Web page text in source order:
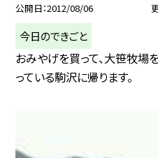
公開日 2012/08/06
今日のできごと
おみやげを買って、大笹牧場
っている駒沢に帰ります。